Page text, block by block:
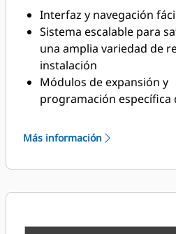
Interfaz y navegación
Sistema escalable para
una amplia variedad de
instalación
Módulos de expansión y
programación específica
del cliente
Más información